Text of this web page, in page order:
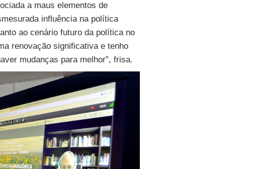
a maus elementos de
influência na política
ao cenário futuro da política no
renovação significativa e tenho
mudanças para melhor”, frisa.